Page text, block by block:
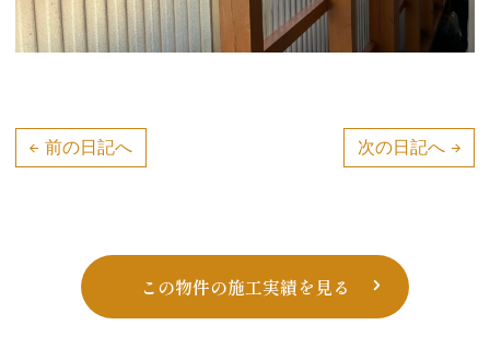
投
稿
前の日記へ 次の日記へ
この物件の施工実績を見る